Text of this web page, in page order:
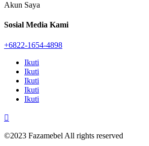
Akun Saya
Sosial Media Kami
+6822-1654-4898
Ikuti
Ikuti
Ikuti
Ikuti
Ikuti

©2023 Fazamebel All rights reserved